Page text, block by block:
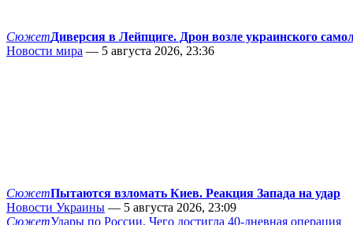
СюжетДиверсия в Лейпциге. Дрон возле украинского
Новости мира — 5 августа 2026, 23:36
СюжетПытаются взломать Киев. Реакция Запада на удар
Новости Украины — 5 августа 2026, 23:09
СюжетУдары по России. Чего достигла 40-дневная операция